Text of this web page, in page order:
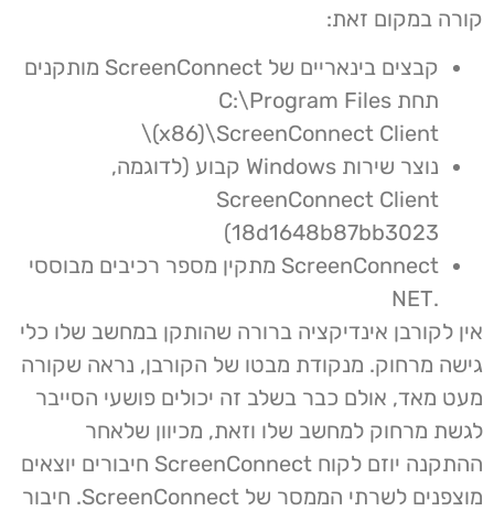
קורה במקום זאת:
קבצים בינאריים של ScreenConnect מותקנים
תחת C:\Program Files
(x86)\ScreenConnect Client\
נוצר שירות Windows קבוע (לדוגמה,
ScreenConnect Client
18d1648b87bb3023)
ScreenConnect מתקין מספר רכיבים מבוססי
.NET
אין לקורבן אינדיקציה ברורה שהותקן במחשב שלו כלי
גישה מרחוק. מנקודת מבטו של הקורבן, נראה שקורה
מעט מאד, אולם כבר בשלב זה יכולים פושעי הסייבר
לגשת מרחוק למחשב שלו וזאת, מכיוון שלאחר
ההתקנה יוזם לקוח ScreenConnect חיבורים יוצאים
מוצפנים לשרתי הממסר של ScreenConnect. חיבור